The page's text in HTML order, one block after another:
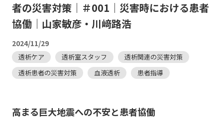
者の災害対策｜＃001｜災害時における患者
協働｜山家敏彦・川﨑路浩
2024/11/29
透析ケア 透析室スタッフ
透析関連の災害対策
透析患者の災害対策
血液透析 患者指導
高まる巨大地震への不安と患者協働